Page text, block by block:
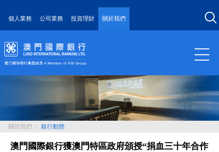
個人業務 公司業務 投資理財 關於我們
關於我們 / 銀行動態
澳門國際銀行獲澳門特區政府頒授“捐血三十年合作